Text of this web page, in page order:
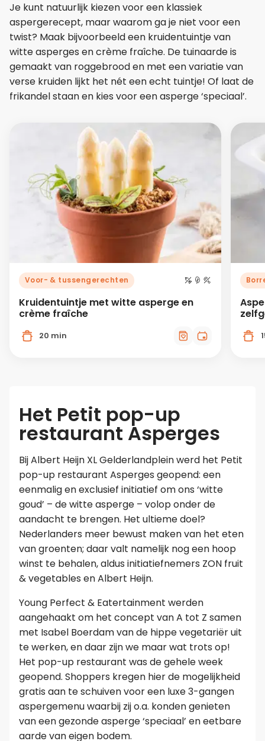
Je kunt natuurlijk kiezen voor een klassiek
aspergerecept, maar waarom ga je niet voor een
twist? Maak bijvoorbeeld een kruidentuintje van
witte asperges en crème fraîche. De tuinaarde is
gemaakt van roggebrood en met een variatie van
verse kruiden lijkt het nét een echt tuintje! Of laat de
frikandel staan en kies voor een asperge ‘speciaal’.
Voor- & tussengerechten
Kruidentuintje met witte asperge en
crème fraîche
20 min
Het Petit pop-up
restaurant Asperges
Bij Albert Heijn XL Gelderlandplein werd het Petit
pop-up restaurant Asperges geopend: een
eenmalig en exclusief initiatief om ons ‘witte
goud’ – de witte asperge – volop onder de
aandacht te brengen. Het ultieme doel?
Nederlanders meer bewust maken van het eten
van groenten; daar valt namelijk nog een hoop
winst te behalen, aldus initiatiefnemers ZON fruit
& vegetables en Albert Heijn.
Young Perfect & Eatertainment werden
aangehaakt om het concept van A tot Z samen
met Isabel Boerdam van de hippe vegetariër uit
te werken, en daar zijn we maar wat trots op!
Het pop-up restaurant was de gehele week
geopend. Shoppers kregen hier de mogelijkheid
gratis aan te schuiven voor een luxe 3-gangen
aspergemenu waarbij zij o.a. konden genieten
van een gezonde asperge ‘speciaal’ en eetbare
aarde van eigen bodem.